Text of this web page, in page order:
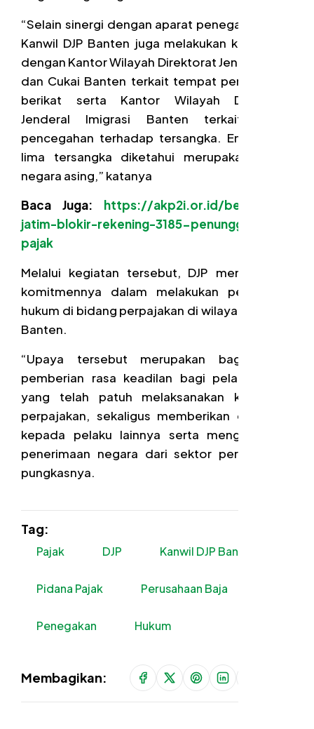
“Selain sinergi dengan aparat penegak hukum,
Kanwil DJP Banten juga melakukan koordinasi
dengan Kantor Wilayah Direktorat Jenderal Bea
dan Cukai Banten terkait tempat penimbunan
berikat serta Kantor Wilayah Direktorat
Jenderal Imigrasi Banten terkait upaya
pencegahan terhadap tersangka. Empat dari
lima tersangka diketahui merupakan warga
negara asing,” katanya
Baca Juga: https://akp2i.or.id/berita/djp-
jatim-blokir-rekening-3185-penunggak-
pajak
Melalui kegiatan tersebut, DJP menunjukkan
komitmennya dalam melakukan penegakan
hukum di bidang perpajakan di wilayah Provinsi
Banten.
“Upaya tersebut merupakan bagian dari
pemberian rasa keadilan bagi pelaku usaha
yang telah patuh melaksanakan kewajiban
perpajakan, sekaligus memberikan efek jera
kepada pelaku lainnya serta mengamankan
penerimaan negara dari sektor perpajakan,”
pungkasnya.
Tag:
Pajak DJP Kanwil DJP Banten
Pidana Pajak Perusahaan Baja
Penegakan Hukum
Membagikan: